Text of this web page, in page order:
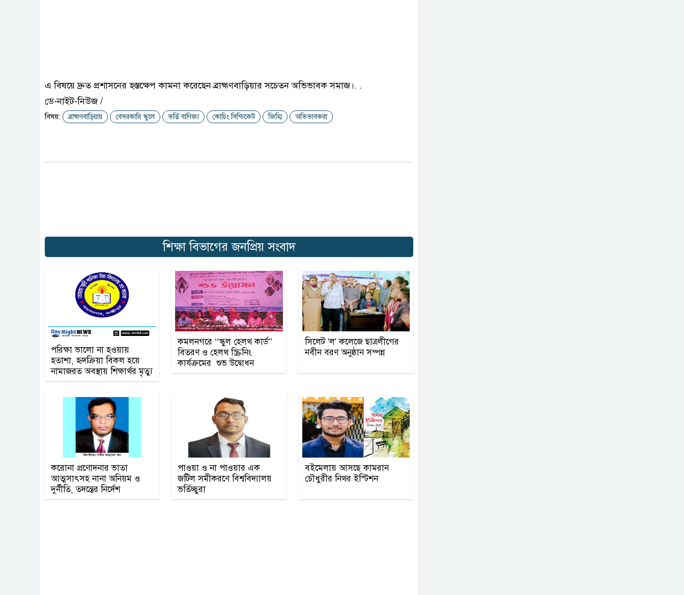
​এ বিষয়ে দ্রুত প্রশাসনের হস্তক্ষেপ কামনা করেছেন ব্রাহ্মণবাড়িয়ার সচেতন অভিভাবক সমাজ।. .
ডে-নাইট-নিউজ /
বিষয়: ব্রাহ্মণবাড়িয়ায় বেসরকারি স্কুলে ভর্তি বাণিজ্য কোচিং সিন্ডিকেট জিম্মি অভিভাবকরা
শিক্ষা বিভাগের জনপ্রিয় সংবাদ
পরিক্ষা ভালো না হওয়ায়
হতাশা, হৃদক্রিয়া বিকল হয়ে
নামাজরত অবস্থায় শিক্ষার্থর মৃত্যু
কমলনগরে ‘‘স্কুল হেলথ কার্ড’’
বিতরণ ও হেলথ স্ক্রিনিং
কার্যক্রমের শুভ উদ্বোধন
সিলেট 'ল' কলেজে ছাত্রলীগের
নবীন বরণ অনুষ্ঠান সম্পন্ন
করোনা প্রণোদনার ভাতা
আত্মসাৎসহ নানা অনিয়ম ও
দুর্নীতি, তদন্তের নির্দেশ
পাওয়া ও না পাওয়ার এক
জটিল সমীকরণে বিশ্ববিদ্যালয়
ভর্তিচ্ছুরা
বইমেলায় আসছে কামরান
চৌধুরীর নিথর ইস্টিশন